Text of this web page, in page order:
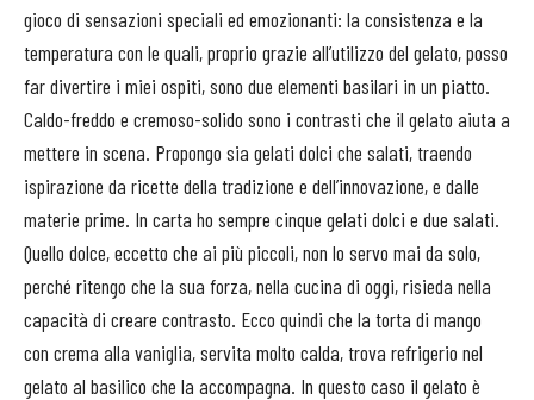
gioco di sensazioni speciali ed emozionanti: la consistenza e la
temperatura con le quali, proprio grazie all’utilizzo del gelato, posso
far divertire i miei ospiti, sono due elementi basilari in un piatto.
Caldo-freddo e cremoso-solido sono i contrasti che il gelato aiuta a
mettere in scena. Propongo sia gelati dolci che salati, traendo
ispirazione da ricette della tradizione e dell’innovazione, e dalle
materie prime. In carta ho sempre cinque gelati dolci e due salati.
Quello dolce, eccetto che ai più piccoli, non lo servo mai da solo,
perché ritengo che la sua forza, nella cucina di oggi, risieda nella
capacità di creare contrasto. Ecco quindi che la torta di mango
con crema alla vaniglia, servita molto calda, trova refrigerio nel
gelato al basilico che la accompagna. In questo caso il gelato è